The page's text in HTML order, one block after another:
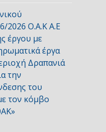
2026 Ο.Α.Κ Α.Ε
έργου με
έργα
Δραπανιά
την
του
τον κόμβο